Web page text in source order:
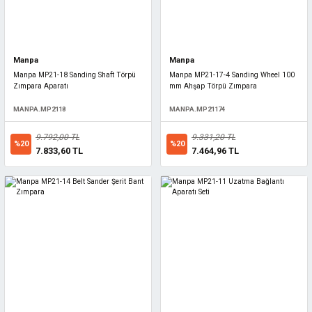
Manpa
Manpa MP21-18 Sanding Shaft Törpü
Zımpara Aparatı
MANPA.MP2118
%20
9.792,00 TL
7.833,60 TL
Manpa
Manpa MP21-17-4 Sanding Wheel 100
mm Ahşap Törpü Zımpara
MANPA.MP21174
%20
9.331,20 TL
7.464,96 TL